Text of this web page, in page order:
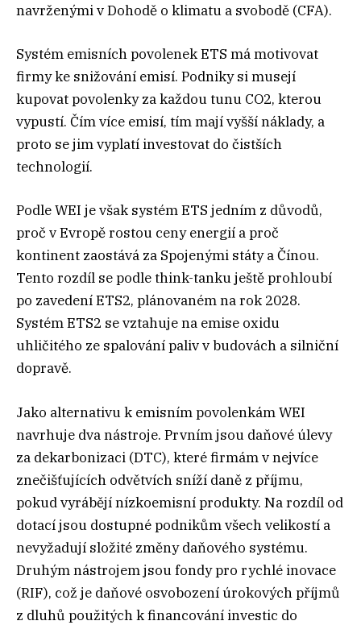
navrženými v Dohodě o klimatu a svobodě (CFA).
Systém emisních povolenek ETS má motivovat
firmy ke snižování emisí. Podniky si musejí
kupovat povolenky za každou tunu CO2, kterou
vypustí. Čím více emisí, tím mají vyšší náklady, a
proto se jim vyplatí investovat do čistších
technologií.
Podle WEI je však systém ETS jedním z důvodů,
proč v Evropě rostou ceny energií a proč
kontinent zaostává za Spojenými státy a Čínou.
Tento rozdíl se podle think-tanku ještě prohloubí
po zavedení ETS2, plánovaném na rok 2028.
Systém ETS2 se vztahuje na emise oxidu
uhličitého ze spalování paliv v budovách a silniční
dopravě.
Jako alternativu k emisním povolenkám WEI
navrhuje dva nástroje. Prvním jsou daňové úlevy
za dekarbonizaci (DTC), které firmám v nejvíce
znečišťujících odvětvích sníží daně z příjmu,
pokud vyrábějí nízkoemisní produkty. Na rozdíl od
dotací jsou dostupné podnikům všech velikostí a
nevyžadují složité změny daňového systému.
Druhým nástrojem jsou fondy pro rychlé inovace
(RIF), což je daňové osvobození úrokových příjmů
z dluhů použitých k financování investic do